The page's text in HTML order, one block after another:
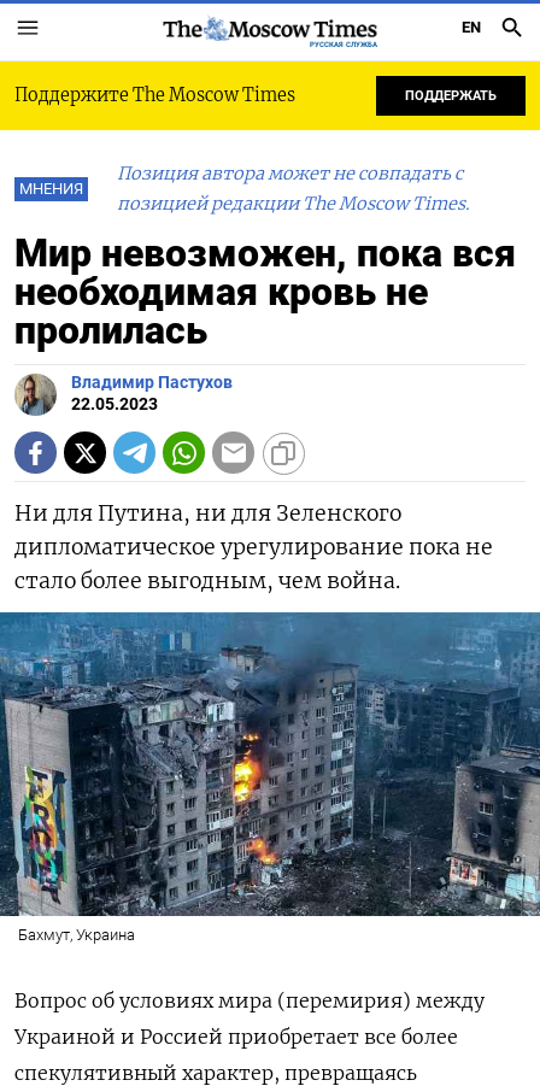
РУССКАЯ СЛУЖБА
EN
Поддержите The Moscow Times ПОДДЕРЖАТЬ
МНЕНИЯ
Позиция автора может не совпадать с
позицией редакции The Moscow Times.
Мир невозможен, пока вся
необходимая кровь не
пролилась
Владимир Пастухов
22.05.2023
Ни для Путина, ни для Зеленского
дипломатическое урегулирование пока не
стало более выгодным, чем война.
Бахмут, Украина
Вопрос об условиях мира (перемирия) между
Украиной и Россией приобретает все более
спекулятивный характер, превращаясь